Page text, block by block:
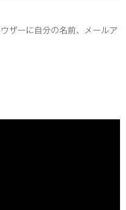
ザーに自分の名前、メールア